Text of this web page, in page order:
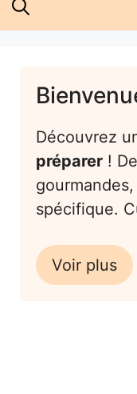
Découvrez
préparer ! De
spécifique.
Voir plus